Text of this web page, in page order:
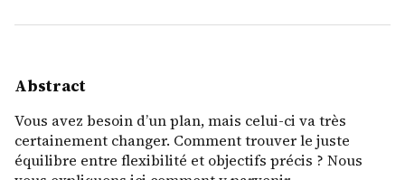
Abstract
Vous avez besoin d’un plan, mais celui-ci va très
certainement changer. Comment trouver le juste
équilibre entre flexibilité et objectifs précis ? Nous